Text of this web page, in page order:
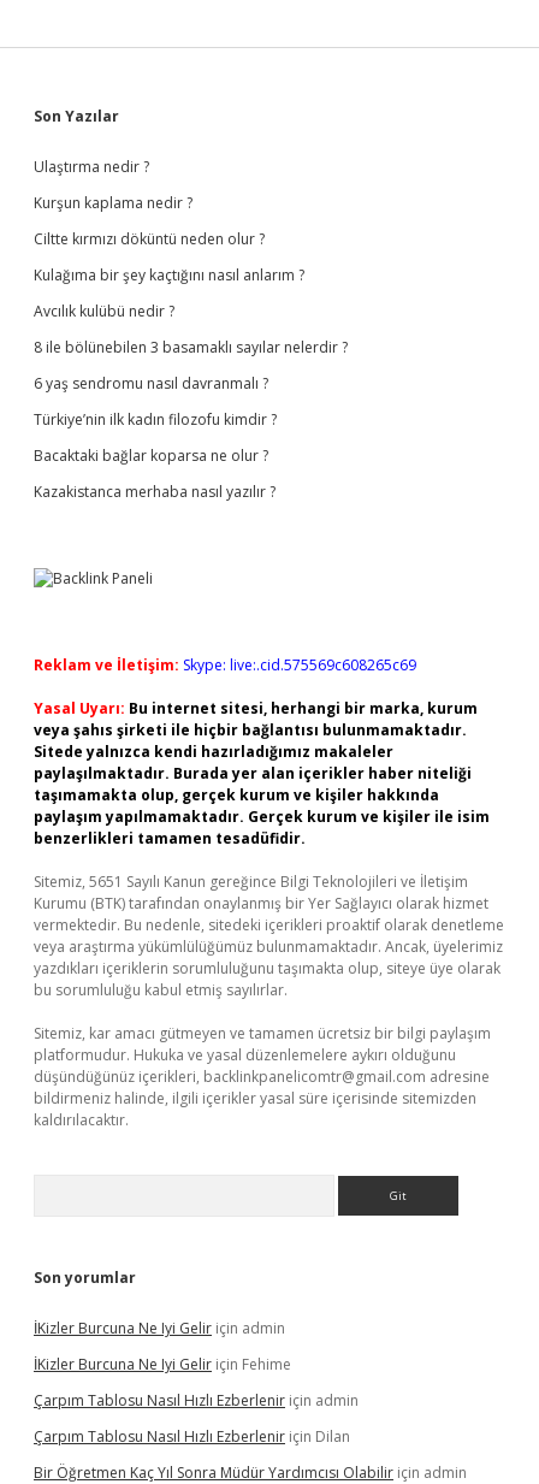
Sidebar
Son Yazılar
Ulaştırma nedir ?
Kurşun kaplama nedir ?
Ciltte kırmızı döküntü neden olur ?
Kulağıma bir şey kaçtığını nasıl anlarım ?
Avcılık kulübü nedir ?
8 ile bölünebilen 3 basamaklı sayılar nelerdir ?
6 yaş sendromu nasıl davranmalı ?
Türkiye’nin ilk kadın filozofu kimdir ?
Bacaktaki bağlar koparsa ne olur ?
Kazakistanca merhaba nasıl yazılır ?
Reklam ve İletişim: Skype: live:.cid.575569c608265c69
Yasal Uyarı: Bu internet sitesi, herhangi bir marka, kurum
veya şahıs şirketi ile hiçbir bağlantısı bulunmamaktadır.
Sitede yalnızca kendi hazırladığımız makaleler
paylaşılmaktadır. Burada yer alan içerikler haber niteliği
taşımamakta olup, gerçek kurum ve kişiler hakkında
paylaşım yapılmamaktadır. Gerçek kurum ve kişiler ile isim
benzerlikleri tamamen tesadüfidir.
Sitemiz, 5651 Sayılı Kanun gereğince Bilgi Teknolojileri ve İletişim
Kurumu (BTK) tarafından onaylanmış bir Yer Sağlayıcı olarak hizmet
vermektedir. Bu nedenle, sitedeki içerikleri proaktif olarak denetleme
veya araştırma yükümlülüğümüz bulunmamaktadır. Ancak, üyelerimiz
yazdıkları içeriklerin sorumluluğunu taşımakta olup, siteye üye olarak
bu sorumluluğu kabul etmiş sayılırlar.
Sitemiz, kar amacı gütmeyen ve tamamen ücretsiz bir bilgi paylaşım
platformudur. Hukuka ve yasal düzenlemelere aykırı olduğunu
düşündüğünüz içerikleri, backlinkpanelicomtr@gmail.com adresine
bildirmeniz halinde, ilgili içerikler yasal süre içerisinde sitemizden
kaldırılacaktır.
Son yorumlar
İKizler Burcuna Ne Iyi Gelir için admin
İKizler Burcuna Ne Iyi Gelir için Fehime
Çarpım Tablosu Nasıl Hızlı Ezberlenir için admin
Çarpım Tablosu Nasıl Hızlı Ezberlenir için Dilan
Bir Öğretmen Kaç Yıl Sonra Müdür Yardımcısı Olabilir için admin